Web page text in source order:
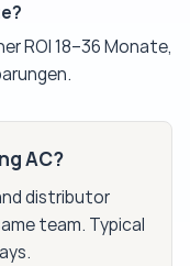
ROI 18–36 Monate,
AC?
distributor
team. Typical